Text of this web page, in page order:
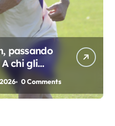
passando
chi gli
0 Comments